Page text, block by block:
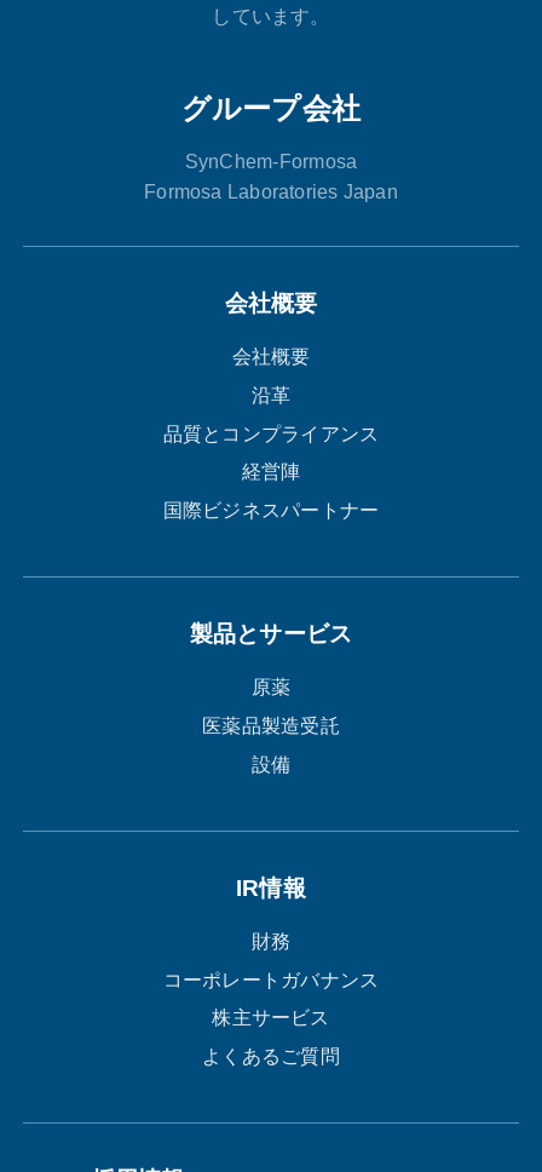
しています。
グループ会社
SynChem-Formosa
Formosa Laboratories Japan
会社概要
会社概要
沿革
品質とコンプライアンス
経営陣
国際ビジネスパートナー
製品とサービス
原薬
医薬品製造受託
設備
IR情報
財務
コーポレートガバナンス
株主サービス
よくあるご質問